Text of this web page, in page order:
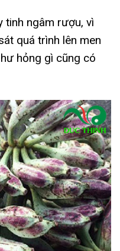
tinh ngâm rượu, vì
quá trình lên men
hỏng gì cũng có